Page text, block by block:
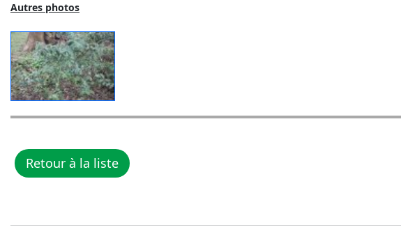
Autres photos